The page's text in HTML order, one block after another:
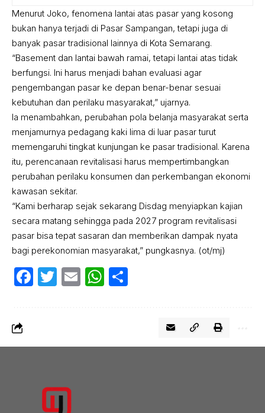
Menurut Joko, fenomena lantai atas pasar yang kosong
bukan hanya terjadi di Pasar Sampangan, tetapi juga di
banyak pasar tradisional lainnya di Kota Semarang.
“Basement dan lantai bawah ramai, tetapi lantai atas tidak
berfungsi. Ini harus menjadi bahan evaluasi agar
pengembangan pasar ke depan benar-benar sesuai
kebutuhan dan perilaku masyarakat,” ujarnya.
Ia menambahkan, perubahan pola belanja masyarakat serta
menjamurnya pedagang kaki lima di luar pasar turut
memengaruhi tingkat kunjungan ke pasar tradisional. Karena
itu, perencanaan revitalisasi harus mempertimbangkan
perubahan perilaku konsumen dan perkembangan ekonomi
kawasan sekitar.
“Kami berharap sejak sekarang Disdag menyiapkan kajian
secara matang sehingga pada 2027 program revitalisasi
pasar bisa tepat sasaran dan memberikan dampak nyata
bagi perekonomian masyarakat,” pungkasnya. (ot/mj)
Facebook
Twitter
EmailWhatsApp